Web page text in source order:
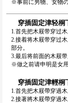
※事前に男物、女物
穿插固定津
1.首先把木屐带穿过
2.接着将木屐带穿过
部分。
3.最后将前面的木屐
※做之前请申明是女用
穿插固定津
1.首先把木屐帶穿過
2.接著將木屐帶穿過